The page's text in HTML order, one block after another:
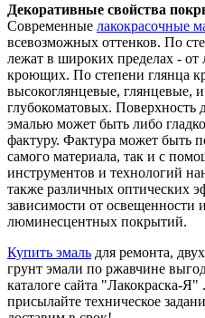
Декоративные свойства
Современные лакокрасочные
всевозможных оттенков. По
лежат в широких пределах -
кроющих. По степени глянца
высокоглянцевые, глянцевые,
глубокоматовых. Поверхность
эмалью может быть либо
фактуру. Фактура может быть
самого материала, так и с
инструментов и технологий
также различных оптических
зависимости от освещенности
люминесцентных покрытий.
Купить эмаль для ремонта,
грунт эмали по ржавчине
каталоге сайта "Лакокраска-Я"
присылайте техническое